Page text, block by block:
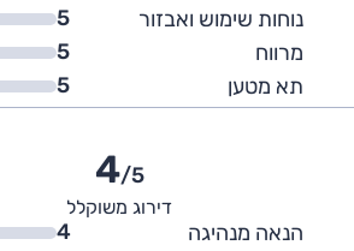
4/5
דירוג משוקלל
הנאה מנהיגה
4
נוחות שימוש ואבזור
5
מרווח
5
תא מטען
5